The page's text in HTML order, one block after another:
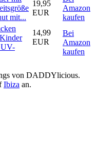
mit...
19,95
EUR
Amazon
kaufen
UV-
14,99
EUR
Bei
Amazon
kaufen
von DADDYlicious.
Ibiza an.